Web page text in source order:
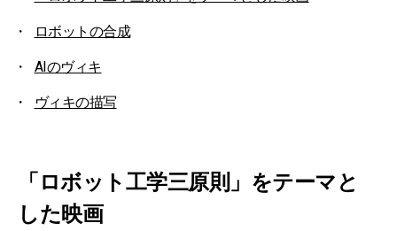
ロボットの合成
AIのヴィキ
ヴィキの描写
「ロボット工学三原則」をテーマと
した映画